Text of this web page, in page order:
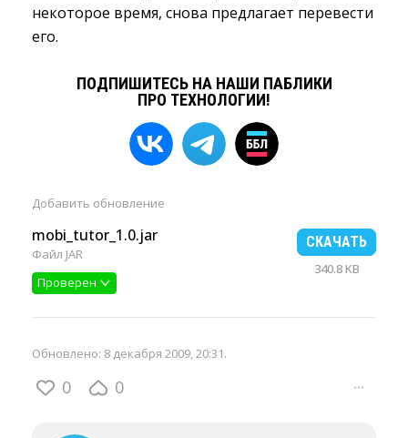
некоторое время, снова предлагает перевести
его.
ПОДПИШИТЕСЬ НА НАШИ ПАБЛИКИ
ПРО ТЕХНОЛОГИИ!
Добавить обновление
mobi_tutor_1.0.jar
Файл JAR
Проверен
СКАЧАТЬ
340.8 KB
Обновлено: 8 декабря 2009, 20:31.
0 0 ···